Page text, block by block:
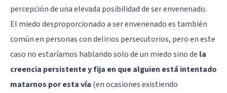
percepción de una elevada posibilidad de ser envenenado.
El miedo desproporcionado a ser envenenado es también
común en personas con delirios persecutorios, pero en este
caso no estaríamos hablando solo de un miedo sino de la
creencia persistente y fija en que alguien está intentado
matarnos por esta vía (en ocasiones existiendo